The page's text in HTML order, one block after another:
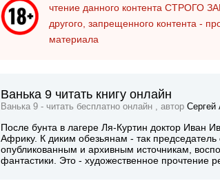
чтение данного контента СТРОГО
другого, запрещенного контента -
материала
Ванька 9 читать книгу онлайн
Ванька 9 - читать бесплатно онлайн , автор Сергей
После бунта в лагере Ля-Куртин доктор Иван
Африку. К диким обезьянам - так
опубликованным и архивным источникам,
фантастики. Это - художественное прочтение